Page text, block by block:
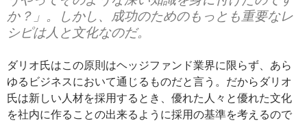
か？」。しかし、成功のためのもっとも重要なレ
シピは人と文化なのだ。
ダリオ氏はこの原則はヘッジファンド業界に限らず、あら
ゆるビジネスにおいて通じるものだと言う。だからダリオ
氏は新しい人材を採用するとき、優れた人々と優れた文化
を社内に作ることの出来るように採用の基準を考えるので